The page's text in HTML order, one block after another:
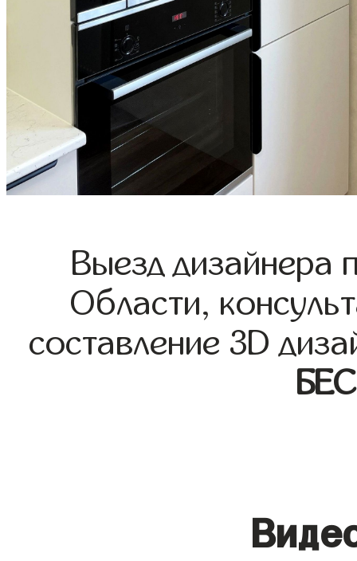
Выезд дизайнера
Области,
составление 3D